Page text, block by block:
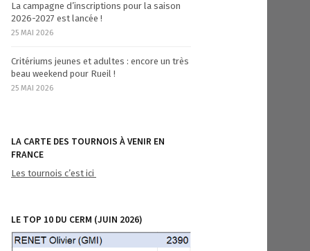
La campagne d’inscriptions pour la saison
2026-2027 est lancée !
25 MAI 2026
Critériums jeunes et adultes : encore un très
beau weekend pour Rueil !
25 MAI 2026
LA CARTE DES TOURNOIS À VENIR EN
FRANCE
Les tournois c’est ici
LE TOP 10 DU CERM (JUIN 2026)